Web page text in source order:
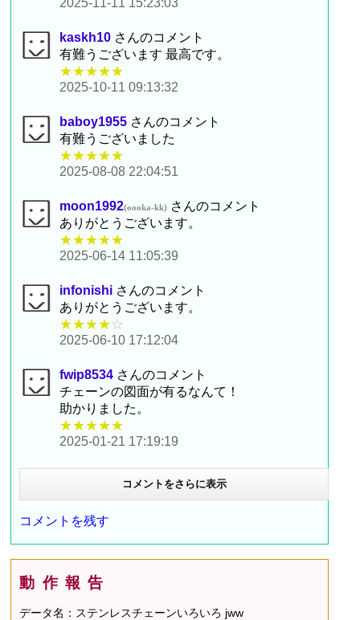
2025-11-11 15:23:03
kaskh10 さんのコメント
有難うございます 最高です。
★★★★★
2025-10-11 09:13:32
baboy1955 さんのコメント
有難うございました
★★★★★
2025-08-08 22:04:51
moon1992(oooka-kk) さんのコメント
ありがとうございます。
★★★★★
2025-06-14 11:05:39
infonishi さんのコメント
ありがとうございます。
★★★★☆
2025-06-10 17:12:04
fwip8534 さんのコメント
チェーンの図面が有るなんて！
助かりました。
★★★★★
2025-01-21 17:19:19
コメントをさらに表示
コメントを残す
動作報告
データ名：ステンレスチェーンいろいろ jww